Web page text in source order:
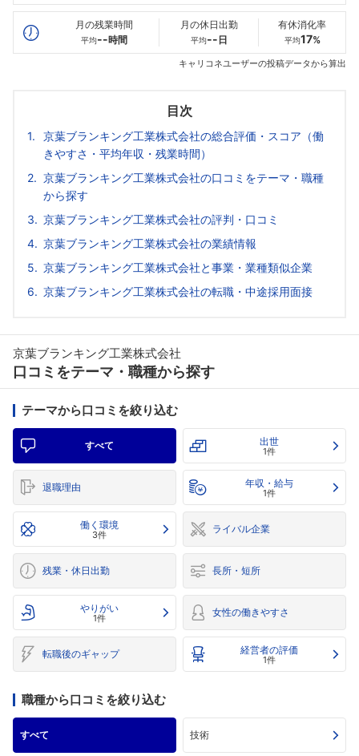
最高年収
--万
--万
--万
月の残業時間
平均--時間
月の休日出勤
平均-- 日
有休消化率
平均17%
キャリコネユーザーの投稿データから算出
目次
京葉ブランキング工業株式会社の総合評価・スコア（働
きやすさ・平均年収・残業時間）
京葉ブランキング工業株式会社の口コミをテーマ・職種
から探す
京葉ブランキング工業株式会社の評判・口コミ
京葉ブランキング工業株式会社の業績情報
京葉ブランキング工業株式会社と事業・業種類似企業
京葉ブランキング工業株式会社の転職・中途採用面接
京葉ブランキング工業株式会社
口コミをテーマ・職種から探す
テーマから口コミを絞り込む
すべて 出世
1件
退職理由 年収・給与
1件
働く環境
3件 ライバル企業
残業・休日出勤 長所・短所
やりがい
1件 女性の働きやすさ
転職後のギャップ 経営者の評価
1件
職種から口コミを絞り込む
すべて 技術